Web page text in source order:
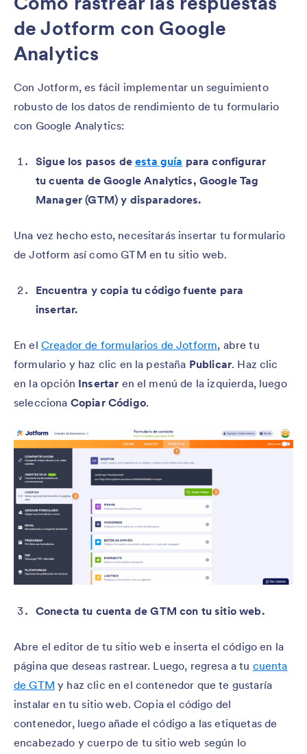
de Jotform con Google
Analytics
Con Jotform, es fácil implementar un seguimiento
robusto de los datos de rendimiento de tu formulario
con Google Analytics:
Sigue los pasos deesta guía para configurar
tu cuenta de Google Analytics, Google Tag
Manager (GTM) y disparadores.
Una vez hecho esto, necesitarás insertar tu formulario
de Jotform así como GTM en tu sitio web.
Encuentra y copia tu código fuente para
insertar.
En el Creador de formularios de Jotform, abre tu
formulario y haz clic en la pestaña Publicar. Haz clic
en la opción Insertar en el menú de la izquierda, luego
selecciona Copiar Código.
Conecta tu cuenta de GTM con tu sitio web.
Abre el editor de tu sitio web e inserta el código en la
página que deseas rastrear. Luego, regresa a tu cuenta
de GTM y haz clic en el contenedor que te gustaría
instalar en tu sitio web. Copia el código del
contenedor, luego añade el código a las etiquetas de
encabezado y cuerpo de tu sitio web según lo